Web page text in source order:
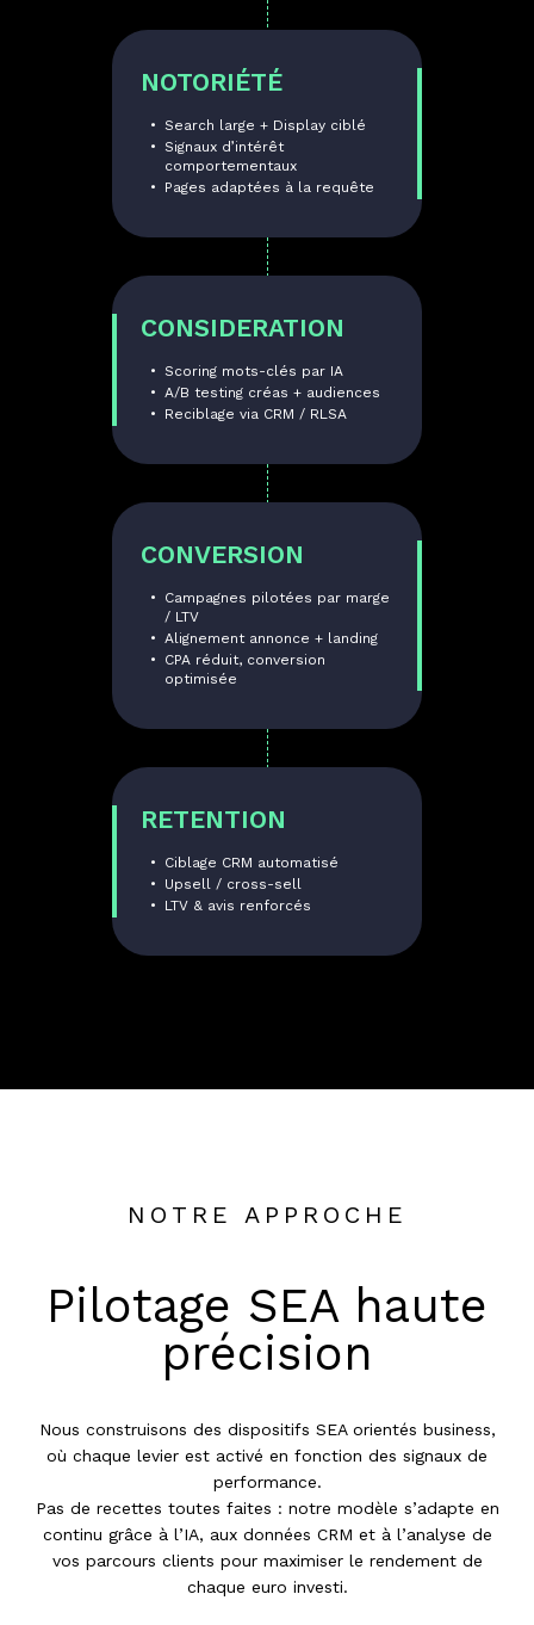
NOTORIÉTÉ
Search large + Display ciblé
Signaux d’intérêt
comportementaux
Pages adaptées à la requête
CONSIDERATION
Scoring mots-clés par IA
A/B testing créas + audiences
Reciblage via CRM / RLSA
CONVERSION
Campagnes pilotées par marge
/ LTV
Alignement annonce + landing
CPA réduit, conversion
optimisée
RETENTION
Ciblage CRM automatisé
Upsell / cross-sell
LTV & avis renforcés
NOTRE APPROCHE
Pilotage SEA haute
précision
Nous construisons des dispositifs SEA orientés business,
où chaque levier est activé en fonction des signaux de
performance.
Pas de recettes toutes faites : notre modèle s’adapte en
continu grâce à l’IA, aux données CRM et à l’analyse de
vos parcours clients pour maximiser le rendement de
chaque euro investi.